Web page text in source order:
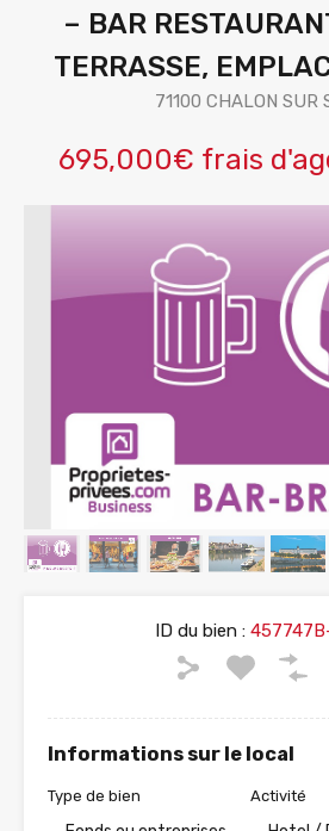
– BAR
TERRASSE,
71100 CHALON SUR
695,000€ frais
ID du bien :
Informations sur le local
Type de bien Activité